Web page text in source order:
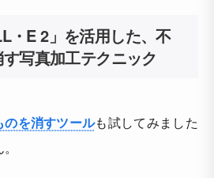
・E 2」を活用した、不
写真加工テクニック
を消すツールも試してみました